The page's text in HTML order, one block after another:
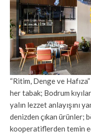
“Ritim, Denge ve
her tabak; Bodrum
yalın lezzet anlayışını
denizden çıkan ürünler;
kooperatiflerden temin